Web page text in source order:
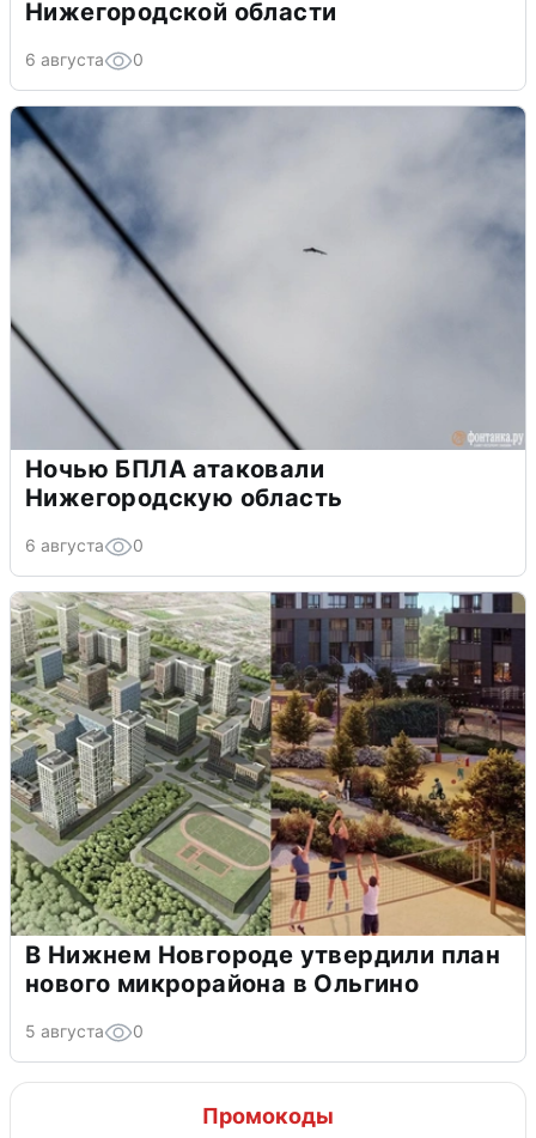
Нижегородской области
6 августа 0
Ночью БПЛА атаковали
Нижегородскую область
6 августа 0
В Нижнем Новгороде утвердили план
нового микрорайона в Ольгино
5 августа 0
Промокоды